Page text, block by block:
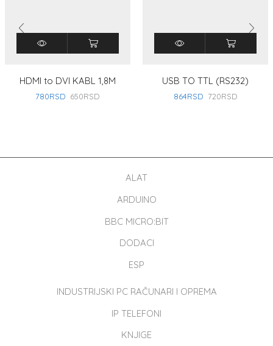
HDMI to DVI KABL 1,8M
780RSD 650RSD
USB TO TTL (RS232)
864RSD 720RSD
ALAT
ARDUINO
BBC MICRO:BIT
DODACI
ESP
INDUSTRIJSKI PC RAČUNARI I OPREMA
IP TELEFONI
KNJIGE